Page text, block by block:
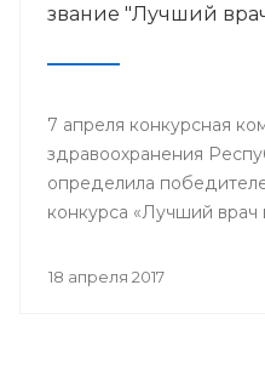
звание "Лучший
7 апреля конкурсная
здравоохранения
определила
конкурса «Лучший врач
18 апреля 2017